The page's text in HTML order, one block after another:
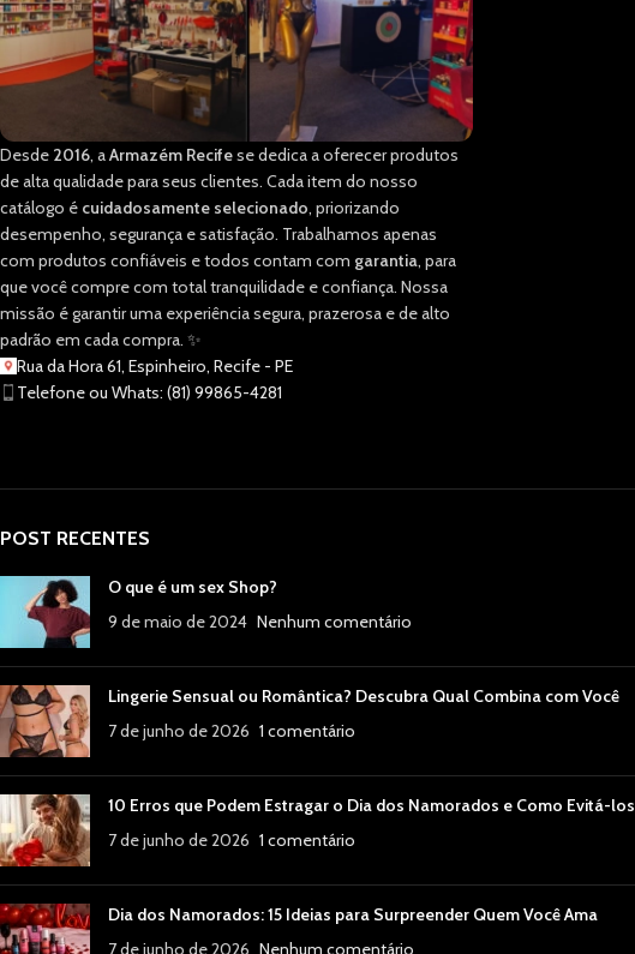
Desde 2016, aArmazém Recifese dedica a oferecer produtos
de alta qualidade para seus clientes. Cada item do nosso
catálogo é cuidadosamente selecionado, priorizando
desempenho, segurança e satisfação. Trabalhamos apenas
com produtos confiáveis e todos contam com garantia, para
que você compre com total tranquilidade e confiança. Nossa
missão é garantir uma experiência segura, prazerosa e de alto
padrão em cada compra. ✨
Rua da Hora 61, Espinheiro, Recife - PE
Telefone ou Whats: (81) 99865-4281
POST RECENTES
O que é um sex Shop?
9 de maio de 2024 Nenhum comentário
Lingerie Sensual ou Romântica? Descubra Qual Combina com Você
7 de junho de 2026 1 comentário
10 Erros que Podem Estragar o Dia dos Namorados e Como Evitá-los
7 de junho de 2026 1 comentário
Dia dos Namorados: 15 Ideias para Surpreender Quem Você Ama
7 de junho de 2026 Nenhum comentário